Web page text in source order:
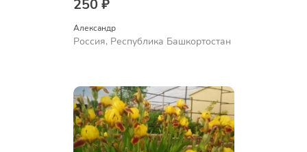
250 ₽
Александр
Россия, Республика Башкортостан